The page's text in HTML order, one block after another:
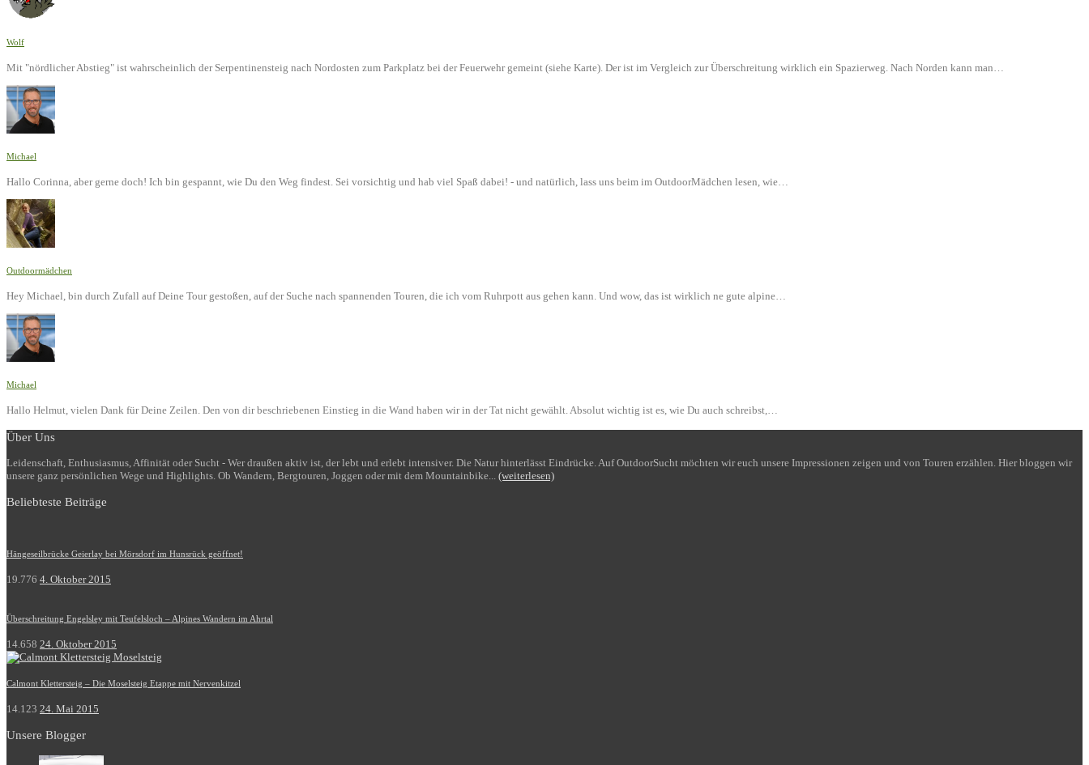
Wolf
Mit "nördlicher Abstieg" ist wahrscheinlich der Serpentinensteig nach Nordosten zum Parkplatz bei der Feuerwehr gemeint (siehe Karte). Der ist im Vergleich zur Überschreitung wirklich ein Spazierweg. Nach Norden kann man…
Michael
Hallo Corinna, aber gerne doch! Ich bin gespannt, wie Du den Weg findest. Sei vorsichtig und hab viel Spaß dabei! - und natürlich, lass uns beim im OutdoorMädchen lesen, wie…
Outdoormädchen
Hey Michael, bin durch Zufall auf Deine Tour gestoßen, auf der Suche nach spannenden Touren, die ich vom Ruhrpott aus gehen kann. Und wow, das ist wirklich ne gute alpine…
Michael
Hallo Helmut, vielen Dank für Deine Zeilen. Den von dir beschriebenen Einstieg in die Wand haben wir in der Tat nicht gewählt. Absolut wichtig ist es, wie Du auch schreibst,…
Über Uns
Leidenschaft, Enthusiasmus, Affinität oder Sucht - Wer draußen aktiv ist, der lebt und erlebt intensiver. Die Natur hinterlässt Eindrücke. Auf OutdoorSucht möchten wir euch unsere Impressionen zeigen und von Touren erzählen. Hier bloggen wir
unsere ganz persönlichen Wege und Highlights. Ob Wandern, Bergtouren, Joggen oder mit dem Mountainbike... (weiterlesen)
Beliebteste Beiträge
Hängeseilbrücke Geierlay bei Mörsdorf im Hunsrück geöffnet!
19.776 4. Oktober 2015
Überschreitung Engelsley mit Teufelsloch – Alpines Wandern im Ahrtal
14.658 24. Oktober 2015
Calmont Klettersteig – Die Moselsteig Etappe mit Nervenkitzel
14.123 24. Mai 2015
Unsere Blogger